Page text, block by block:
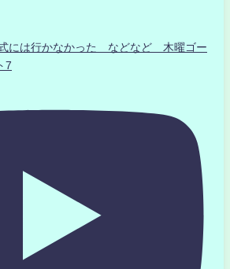
には行かなかった などなど 木曜ゴー
7